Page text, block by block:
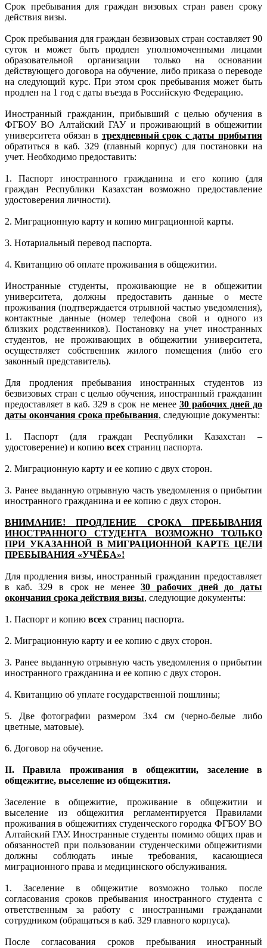
Срок пребывания для граждан визовых стран равен сроку
действия визы.
Срок пребывания для граждан безвизовых стран составляет 90
суток и может быть продлен уполномоченными лицами
образовательной организации только на основании
действующего договора на обучение, либо приказа о переводе
на следующий курс. При этом срок пребывания может быть
продлен на 1 год с даты въезда в Российскую Федерацию.
Иностранный гражданин, прибывший с целью обучения в
ФГБОУ ВО Алтайский ГАУ и проживающий в общежитии
университета обязан в трехдневный срок с даты прибытия
обратиться в каб. 329 (главный корпус) для постановки на
учет. Необходимо предоставить:
1. Паспорт иностранного гражданина и его копию (для
граждан Республики Казахстан возможно предоставление
удостоверения личности).
2. Миграционную карту и копию миграционной карты.
3. Нотариальный перевод паспорта.
4. Квитанцию об оплате проживания в общежитии.
Иностранные студенты, проживающие не в общежитии
университета, должны предоставить данные о месте
проживания (подтверждается отрывной частью уведомления),
контактные данные (номер телефона свой и одного из
близких родственников). Постановку на учет иностранных
студентов, не проживающих в общежитии университета,
осуществляет собственник жилого помещения (либо его
законный представитель).
Для продления пребывания иностранных студентов из
безвизовых стран с целью обучения, иностранный гражданин
предоставляет в каб. 329 в срок не менее 30 рабочих дней до
даты окончания срока пребывания, следующие документы:
1. Паспорт (для граждан Республики Казахстан –
удостоверение) и копию всех страниц паспорта.
2. Миграционную карту и ее копию с двух сторон.
3. Ранее выданную отрывную часть уведомления о прибытии
иностранного гражданина и ее копию с двух сторон.
ВНИМАНИЕ! ПРОДЛЕНИЕ СРОКА ПРЕБЫВАНИЯ
ИНОСТРАННОГО СТУДЕНТА ВОЗМОЖНО ТОЛЬКО
ПРИ УКАЗАННОЙ В МИГРАЦИОННОЙ КАРТЕ ЦЕЛИ
ПРЕБЫВАНИЯ «УЧЁБА»!
Для продления визы, иностранный гражданин предоставляет
в каб. 329 в срок не менее30 рабочих дней до даты
окончания срока действия визы, следующие документы:
1. Паспорт и копию всех страниц паспорта.
2. Миграционную карту и ее копию с двух сторон.
3. Ранее выданную отрывную часть уведомления о прибытии
иностранного гражданина и ее копию с двух сторон.
4. Квитанцию об уплате государственной пошлины;
5. Две фотографии размером 3x4 см (черно-белые либо
цветные, матовые).
6. Договор на обучение.
II. Правила проживания в общежитии, заселение в
общежитие, выселение из общежития.
Заселение в общежитие, проживание в общежитии и
выселение из общежития регламентируется Правилами
проживания в общежитиях студенческого городка ФГБОУ ВО
Алтайский ГАУ. Иностранные студенты помимо общих прав и
обязанностей при пользовании студенческими общежитиями
должны соблюдать иные требования, касающиеся
миграционного права и медицинского обслуживания.
1. Заселение в общежитие возможно только после
согласования сроков пребывания иностранного студента с
ответственным за работу с иностранными гражданами
сотрудником (обращаться в каб. 329 главного корпуса).
После согласования сроков пребывания иностранный